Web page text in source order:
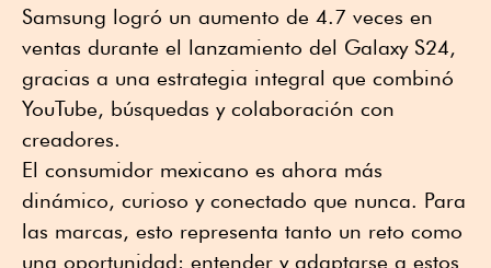
Samsung logró un aumento de 4.7 veces en
ventas durante el lanzamiento del Galaxy S24,
gracias a una estrategia integral que combinó
YouTube, búsquedas y colaboración con
creadores.
El consumidor mexicano es ahora más
dinámico, curioso y conectado que nunca. Para
las marcas, esto representa tanto un reto como
una oportunidad: entender y adaptarse a estos